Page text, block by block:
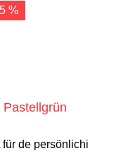
%
de persönlichi